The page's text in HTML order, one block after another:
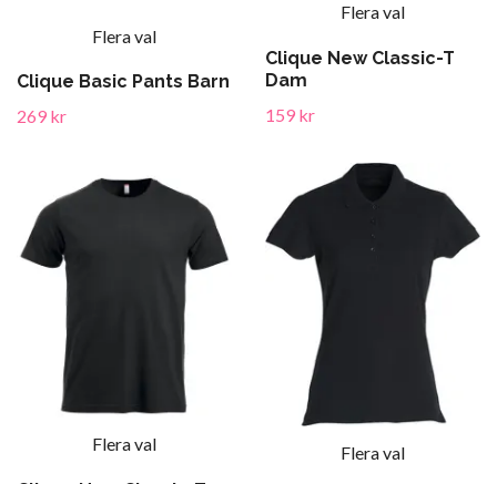
Flera val
Clique Basic Pants Barn
269 kr
Flera val
Clique New Classic-T
Dam
159 kr
Flera val Flera val